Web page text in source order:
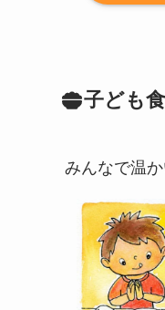
子ども
みんなで温